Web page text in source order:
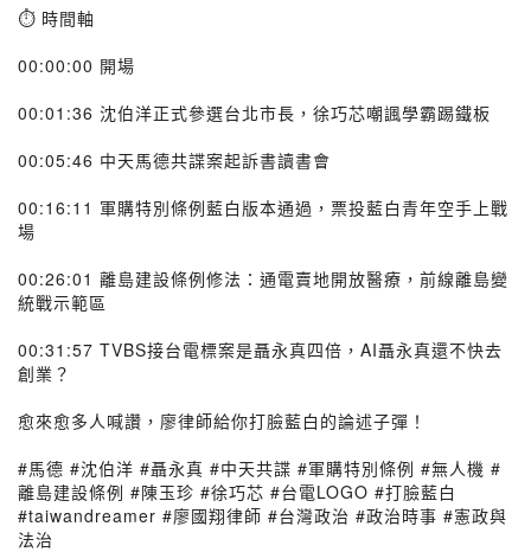
⏱️ 時間軸
00:00:00 開場
00:01:36 沈伯洋正式參選台北市長，徐巧芯嘲諷學霸踢鐵板
00:05:46 中天馬德共諜案起訴書讀書會
00:16:11 軍購特別條例藍白版本通過，票投藍白青年空手上戰
場
00:26:01 離島建設條例修法：通電賣地開放醫療，前線離島變
統戰示範區
00:31:57 TVBS接台電標案是聶永真四倍，AI聶永真還不快去
創業？
愈來愈多人喊讚，廖律師給你打臉藍白的論述子彈！
#馬德 #沈伯洋 #聶永真 #中天共諜 #軍購特別條例 #無人機 #
離島建設條例 #陳玉珍 #徐巧芯 #台電LOGO #打臉藍白
#taiwandreamer #廖國翔律師 #台灣政治 #政治時事 #憲政與
法治